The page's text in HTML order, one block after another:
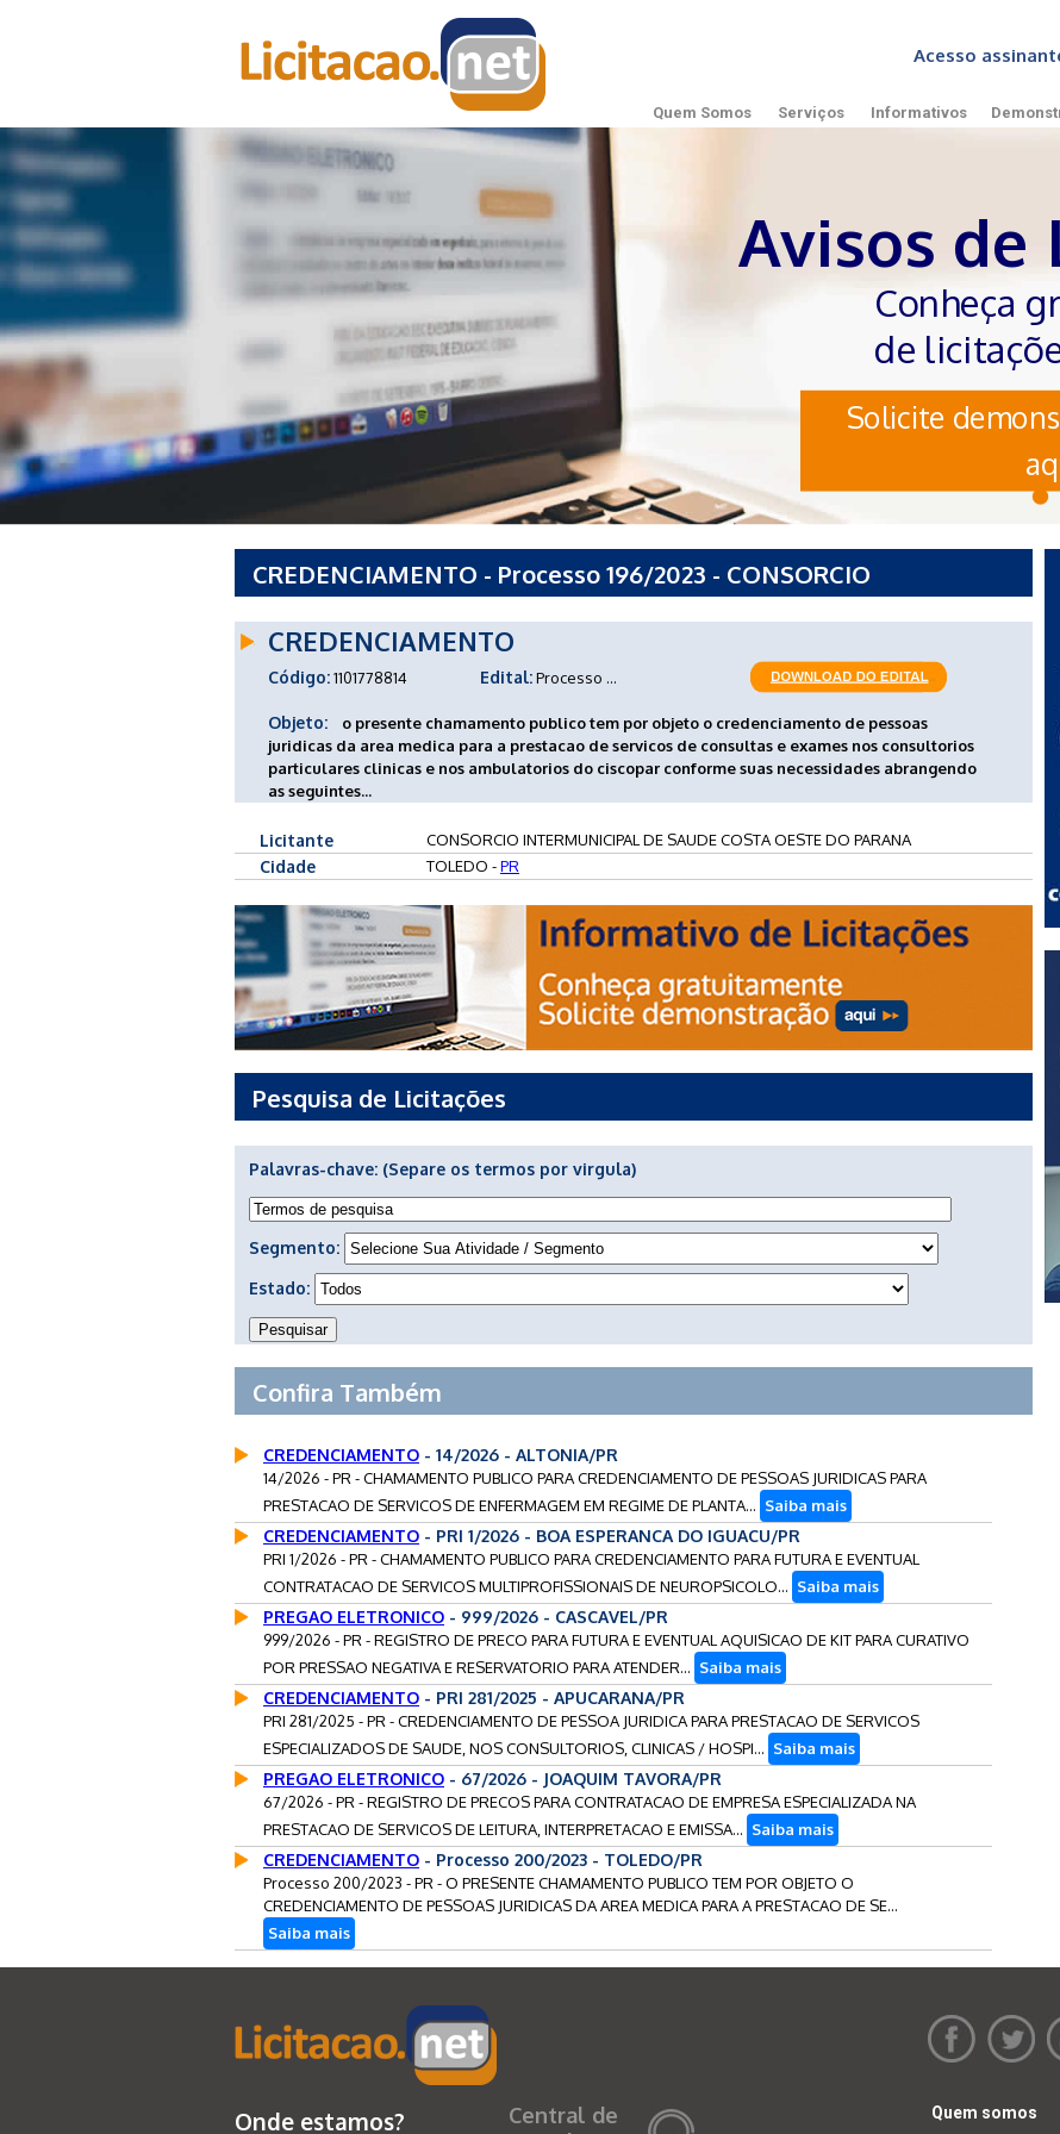
Acesso
Quem Somos Serviços Informativos
Avisos de
Conheça
de
Solicite
CREDENCIAMENTO - Processo 196/2023 - CONSORCIO
CREDENCIAMENTO
Código:1101778814 Edital:Processo ...
Objeto:
o presente chamamento publico tem por objeto o credenciamento de pessoas
juridicas da area medica para a prestacao de servicos de consultas e exames nos consultorios
particulares clinicas e nos ambulatorios do ciscopar conforme suas necessidades abrangendo
as seguintes...
Licitante CONSORCIO INTERMUNICIPAL DE SAUDE COSTA OESTE DO PARANA
Cidade TOLEDO -PR
Pesquisa de Licitações
Palavras-chave: (Separe os termos por virgula)
Segmento:
Estado:
Confira Também
CREDENCIAMENTO - 14/2026 - ALTONIA/PR
14/2026 - PR - CHAMAMENTO PUBLICO PARA CREDENCIAMENTO DE PESSOAS JURIDICAS PARA
PRESTACAO DE SERVICOS DE ENFERMAGEM EM REGIME DE PLANTA... Saiba mais
CREDENCIAMENTO - PRI 1/2026 - BOA ESPERANCA DO IGUACU/PR
PRI 1/2026 - PR - CHAMAMENTO PUBLICO PARA CREDENCIAMENTO PARA FUTURA E EVENTUAL
CONTRATACAO DE SERVICOS MULTIPROFISSIONAIS DE NEUROPSICOLO... Saiba mais
PREGAO ELETRONICO - 999/2026 - CASCAVEL/PR
999/2026 - PR - REGISTRO DE PRECO PARA FUTURA E EVENTUAL AQUISICAO DE KIT PARA CURATIVO
POR PRESSAO NEGATIVA E RESERVATORIO PARA ATENDER... Saiba mais
CREDENCIAMENTO - PRI 281/2025 - APUCARANA/PR
PRI 281/2025 - PR - CREDENCIAMENTO DE PESSOA JURIDICA PARA PRESTACAO DE SERVICOS
ESPECIALIZADOS DE SAUDE, NOS CONSULTORIOS, CLINICAS / HOSPI... Saiba mais
PREGAO ELETRONICO - 67/2026 - JOAQUIM TAVORA/PR
67/2026 - PR - REGISTRO DE PRECOS PARA CONTRATACAO DE EMPRESA ESPECIALIZADA NA
PRESTACAO DE SERVICOS DE LEITURA, INTERPRETACAO E EMISSA... Saiba mais
CREDENCIAMENTO - Processo 200/2023 - TOLEDO/PR
Processo 200/2023 - PR - O PRESENTE CHAMAMENTO PUBLICO TEM POR OBJETO O
CREDENCIAMENTO DE PESSOAS JURIDICAS DA AREA MEDICA PARA A PRESTACAO DE SE...
Saiba mais
Onde estamos?
Central de
Quem somos